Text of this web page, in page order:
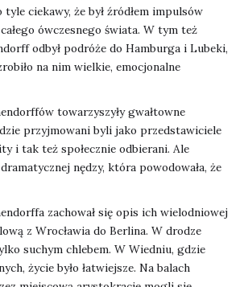
tyle ciekawy, że był źródłem impulsów
ówczesnego świata. W tym też
odbył podróże do Hamburga i Lubeki,
na nim wielkie, emocjonalne
towarzyszyły gwałtowne
przyjmowani byli jako przedstawiciele
i tak też społecznie odbierani. Ale
nędzy, która powodowała, że
zachował się opis ich wielodniowej
z Wrocławia do Berlina. W drodze
suchym chlebem. W Wiedniu, gdzie
życie było łatwiejsze. Na balach